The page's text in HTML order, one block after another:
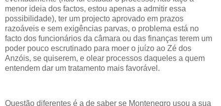
menor ideia dos factos, estou apenas a admitir essa
possibilidade), ter um projecto aprovado em prazos
razoáveis e sem exigências parvas, o problema está no
facto dos funcionários da câmara ou das finanças terem um
poder pouco escrutinado para moer o juízo ao Zé dos
Anzóis, se quiserem, e olear processos daqueles a quem
entendem dar um tratamento mais favorável.
Questão diferentes é a de saber se Montenegro usou a sua